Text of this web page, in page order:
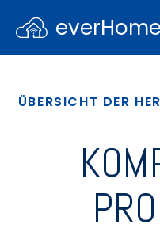
everHome
ÜBERSICHT DER